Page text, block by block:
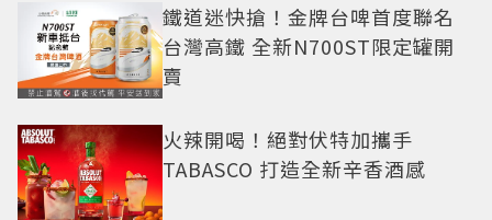
鐵道迷快搶！金牌台啤首度聯名
台灣高鐵 全新N700ST限定罐開
賣
火辣開喝！絕對伏特加攜手
TABASCO 打造全新辛香酒感